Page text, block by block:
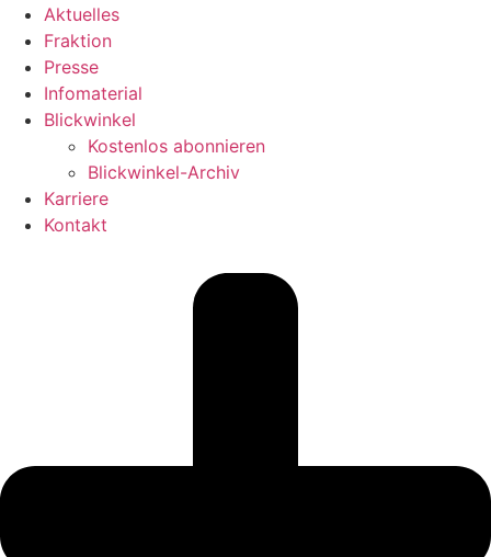
Aktuelles
Fraktion
Presse
Infomaterial
Blickwinkel
Kostenlos abonnieren
Blickwinkel-Archiv
Karriere
Kontakt